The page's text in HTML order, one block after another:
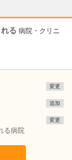
る 病院・クリニ
変更
追加
る病院
変更